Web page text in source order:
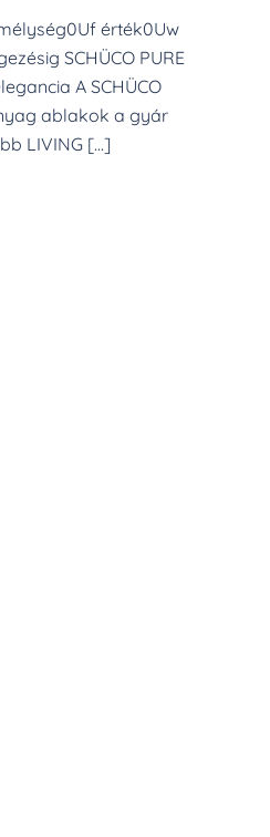
érték0Uw
SCHÜCO PURE
A SCHÜCO
ablakok a gyár
LIVING […]